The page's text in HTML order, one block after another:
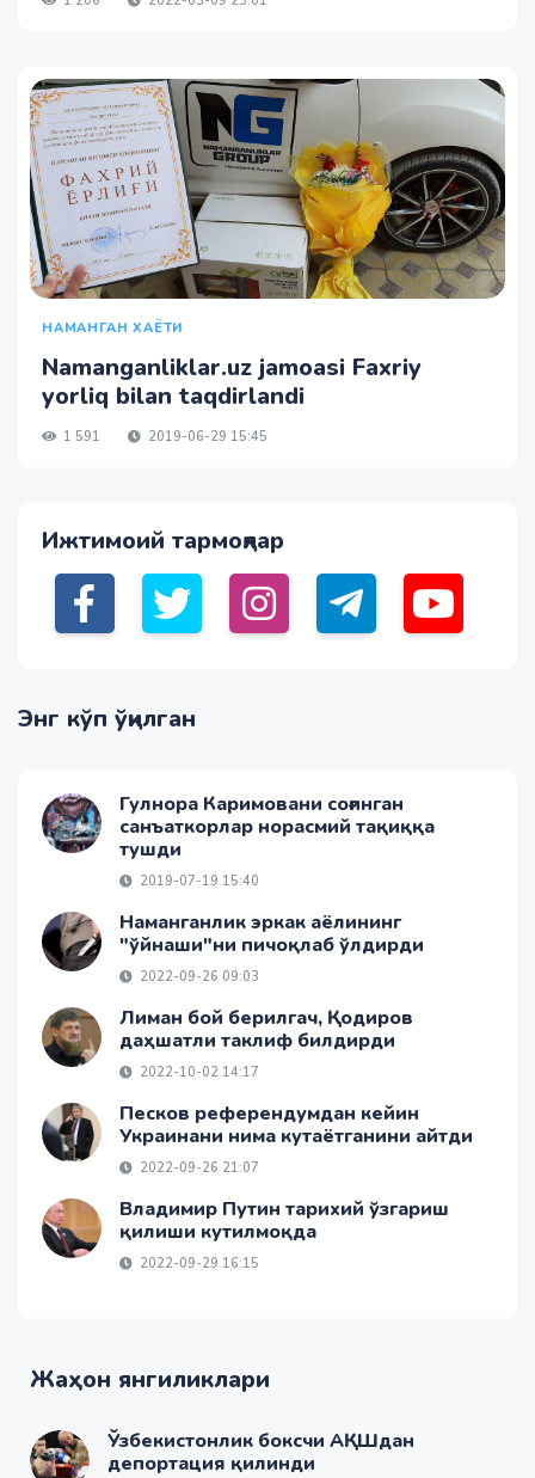
НАМАНГАН ХАЁТИ
Namanganliklar.uz jamoasi Faxriy
yorliq bilan taqdirlandi
1 591 2019-06-29 15:45
Ижтимоий тармоқлар
Энг кўп ўқилган
Гулнора Каримовани соғинган
санъаткорлар норасмий тақиққа
тушди
2019-07-19 15:40
Наманганлик эркак аёлининг
"ўйнаши"ни пичоқлаб ўлдирди
2022-09-26 09:03
Лиман бой берилгач, Қодиров
даҳшатли таклиф билдирди
2022-10-02 14:17
Песков референдумдан кейин
Украинани нима кутаётганини айтди
2022-09-26 21:07
Владимир Путин тарихий ўзгариш
қилиши кутилмоқда
2022-09-29 16:15
Жаҳон янгиликлари
Ўзбекистонлик боксчи АҚШдан
депортация қилинди